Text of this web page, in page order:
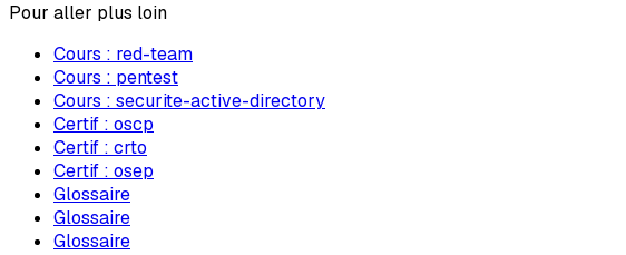
Pour aller plus loin
Cours : red-team
Cours : pentest
Cours : securite-active-directory
Certif : oscp
Certif : crto
Certif : osep
Glossaire
Glossaire
Glossaire